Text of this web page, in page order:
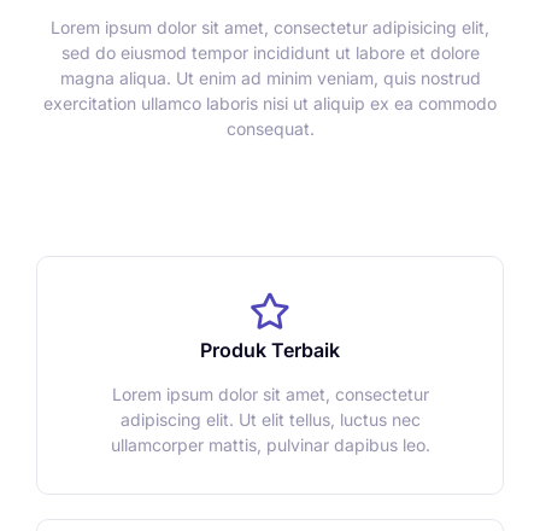
Lorem ipsum dolor sit amet, consectetur adipisicing elit,
sed do eiusmod tempor incididunt ut labore et dolore
magna aliqua. Ut enim ad minim veniam, quis nostrud
exercitation ullamco laboris nisi ut aliquip ex ea commodo
consequat.
Produk Terbaik
Lorem ipsum dolor sit amet, consectetur
adipiscing elit. Ut elit tellus, luctus nec
ullamcorper mattis, pulvinar dapibus leo.